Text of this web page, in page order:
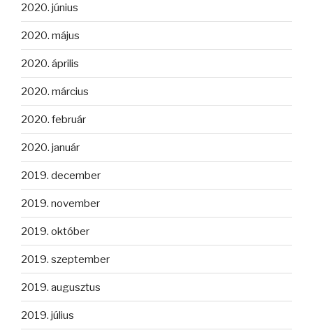
2020. június
2020. május
2020. április
2020. március
2020. február
2020. január
2019. december
2019. november
2019. október
2019. szeptember
2019. augusztus
2019. július